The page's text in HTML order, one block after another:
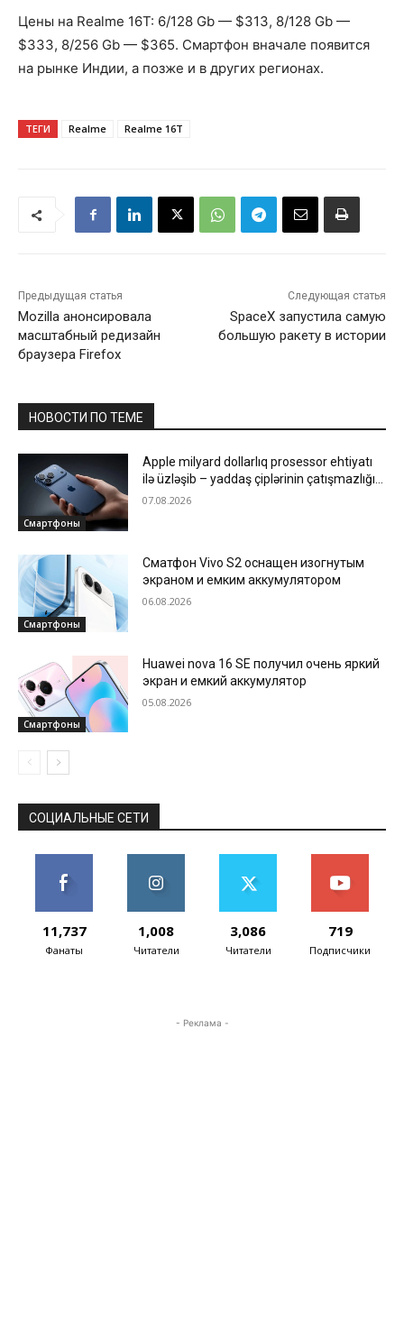
Цены на Realme 16T: 6/128 Gb — $313, 8/128 Gb —
$333, 8/256 Gb — $365. Смартфон вначале появится
на рынке Индии, а позже и в других регионах.
ТЕГИ Realme Realme 16T
Предыдущая статья
Mozilla анонсировала
масштабный редизайн
браузера Firefox
Следующая статья
SpaceX запустила самую
большую ракету в истории
НОВОСТИ ПО ТЕМЕ
Смартфоны
Apple milyard dollarlıq prosessor ehtiyatı
ilə üzləşib – yaddaş çiplərinin çatışmazlığı
istehsalı ləngidir
07.08.2026
Смартфоны
Сматфон Vivo S2 оснащен изогнутым
экраном и емким аккумулятором
06.08.2026
Смартфоны
Huawei nova 16 SE получил очень яркий
экран и емкий аккумулятор
05.08.2026
СОЦИАЛЬНЫЕ СЕТИ
11,737
Фанаты
1,008
Читатели
3,086
Читатели
719
Подписчики
- Реклама -